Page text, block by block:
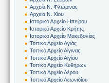
Αρχεία Ν. Φλώρινας
Αρχεία Ν. Χίου
Ιστορικό Αρχείο Ηπείρου
Ιστορικό Αρχείο Κρήτης
Ιστορικό Αρχείο Μακεδονίας
Τοπικό Αρχείο Αγιάς
Τοπικό Αρχείο Αίγινας
Τοπικό Αρχείο Αιγίου
Τοπικό Αρχείο Κυθήρων
Τοπικό Αρχείο Λέρου
Τοπικό Αρχείο Λεωνιδίου